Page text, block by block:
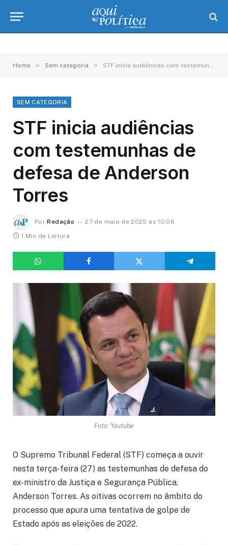
Home » Sem categoria » STF inicia audiências com testemunhas de defesa de Anderson Torres
SEM CATEGORIA
STF inicia audiências
com testemunhas de
defesa de Anderson
Torres
Por Redação
27 de maio de 2025 às 10:06
1 Min de Leitura
Foto: Youtube
O Supremo Tribunal Federal (STF) começa a ouvir
nesta terça-feira (27) as testemunhas de defesa do
ex-ministro da Justiça e Segurança Pública,
Anderson Torres. As oitivas ocorrem no âmbito do
processo que apura uma tentativa de golpe de
Estado após as eleições de 2022.